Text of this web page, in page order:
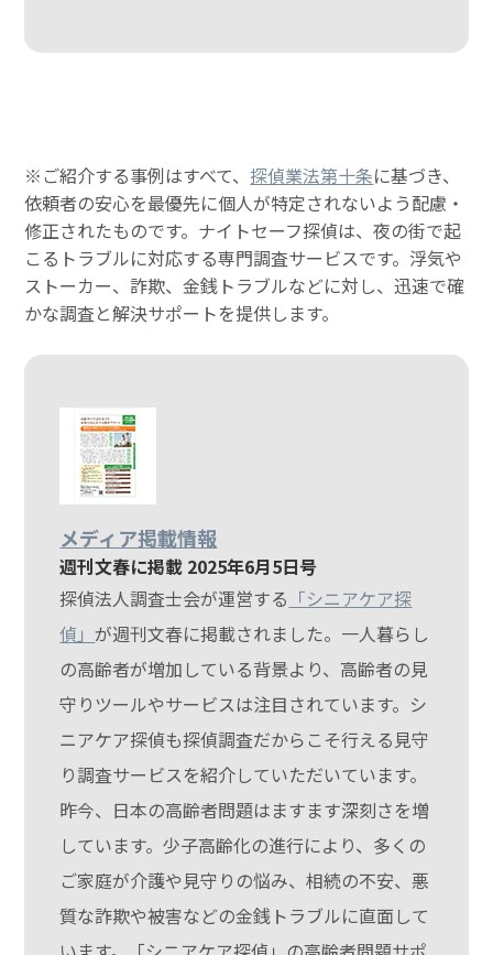
※ご紹介する事例はすべて、探偵業法第十条に基づき、
依頼者の安心を最優先に個人が特定されないよう配慮・
修正されたものです。ナイトセーフ探偵は、夜の街で起
こるトラブルに対応する専門調査サービスです。浮気や
ストーカー、詐欺、金銭トラブルなどに対し、迅速で確
かな調査と解決サポートを提供します。
メディア掲載情報
週刊文春に掲載 2025年6月5日号
探偵法人調査士会が運営する 「シニアケア探
偵」が週刊文春に掲載されました。一人暮らし
の高齢者が増加している背景より、高齢者の見
守りツールやサービスは注目されています。シ
ニアケア探偵も探偵調査だからこそ行える見守
り調査サービスを紹介していただいています。
昨今、日本の高齢者問題はますます深刻さを増
しています。少子高齢化の進行により、多くの
ご家庭が介護や見守りの悩み、相続の不安、悪
質な詐欺や被害などの金銭トラブルに直面して